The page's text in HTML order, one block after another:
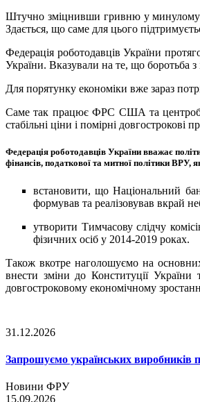
Штучно зміцнивши гривню у минулому
Здається, що саме для цього
Федерація роботодавців України
України. Вказували на те, що боротьба з
Для порятунку економіки вже зараз
Саме так працює ФРС США та
стабільні ціни і помірні
Федерація роботодавців України вважає
фінансів, податкової та митної політики ВРУ,
встановити, що Національний
формував та реалізовував вкрай
утворити Тимчасову слідчу
фізичних осіб у 2014-2019 роках.
Також вкотре наголошуємо на
внести зміни до Конституції
довгостроковому економічному
31.12.2026
Запрошуємо українських виробників
Новини ФРУ
15.09.2026